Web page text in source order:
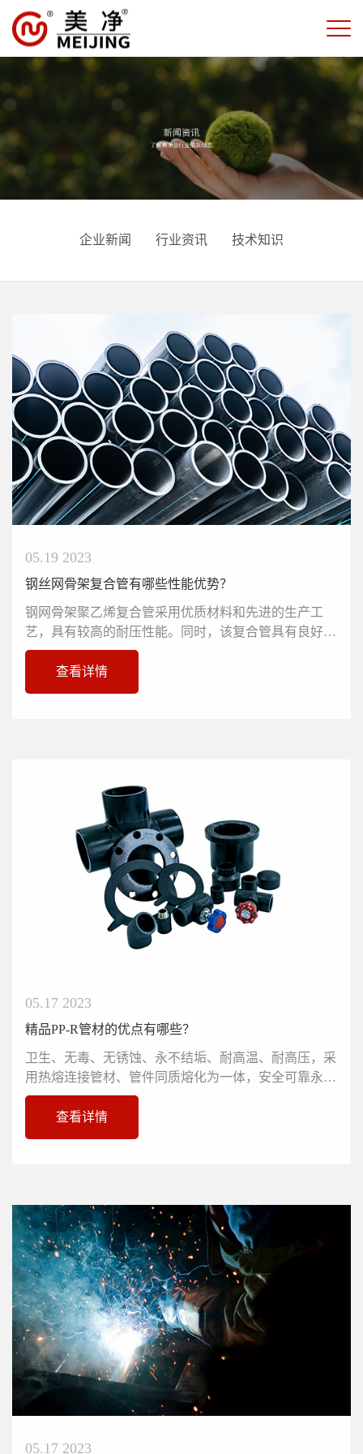
企业新闻 行业资讯 技术知识
05.19 2023
钢丝网骨架复合管有哪些性能优势？
钢网骨架聚乙烯复合管采用优质材料和先进的生产工
艺，具有较高的耐压性能。同时，该复合管具有良好的
柔性，适用于长距离埋地供水...
查看详情
05.17 2023
精品PP-R管材的优点有哪些？
卫生、无毒、无锈蚀、永不结垢、耐高温、耐高压，采
用热熔连接管材、管件同质熔化为一体，安全可靠永不
渗漏。导热系数低、保温性...
查看详情
05.17 2023